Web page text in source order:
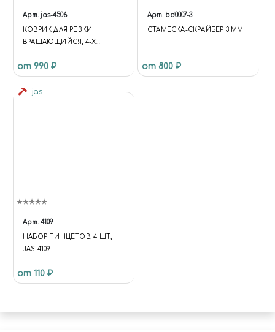
Арт. jas-4506
КОВРИК ДЛЯ РЕЗКИ
ВРАЩАЮЩИЙСЯ, 4-Х
от 990 ₽
Арт. bd0007-3
СТАМЕСКА-СКРАЙБЕР 3 ММ
от 800 ₽
jas
Арт. 4109
НАБОР ПИНЦЕТОВ, 4 ШТ,
JAS 4109
от 110 ₽